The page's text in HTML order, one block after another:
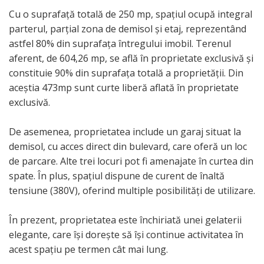
Cu o suprafață totală de 250 mp, spațiul ocupă integral
parterul, parțial zona de demisol și etaj, reprezentând
astfel 80% din suprafața întregului imobil. Terenul
aferent, de 604,26 mp, se află în proprietate exclusivă și
constituie 90% din suprafața totală a proprietății. Din
aceștia 473mp sunt curte liberă aflată în proprietate
exclusivă.
De asemenea, proprietatea include un garaj situat la
demisol, cu acces direct din bulevard, care oferă un loc
de parcare. Alte trei locuri pot fi amenajate în curtea din
spate. În plus, spațiul dispune de curent de înaltă
tensiune (380V), oferind multiple posibilități de utilizare.
În prezent, proprietatea este închiriată unei gelaterii
elegante, care își dorește să își continue activitatea în
acest spațiu pe termen cât mai lung.